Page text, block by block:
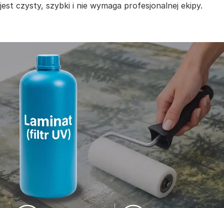
jest czysty, szybki i nie wymaga profesjonalnej ekipy.